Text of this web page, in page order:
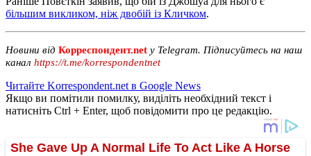
більшим викликом, ніж двобій із Кличком.
Новини від Корреспондент.net у Telegram. Підписуйтесь на наш
канал https://t.me/korrespondentnet
Читайте Korrespondent.net в Google News
Якщо ви помітили помилку, виділіть необхідний текст і
натисніть Ctrl + Enter, щоб повідомити про це редакцію.